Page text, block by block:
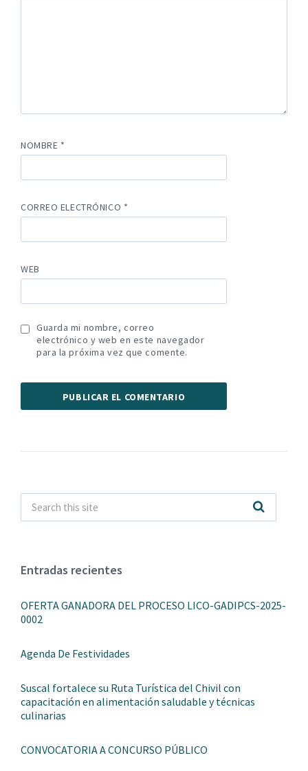
NOMBRE *
CORREO ELECTRÓNICO *
WEB
Guarda mi nombre, correo
electrónico y web en este navegador
para la próxima vez que comente.
Entradas recientes
OFERTA GANADORA DEL PROCESO LICO-GADIPCS-2025-
0002
Agenda De Festividades
Suscal fortalece su Ruta Turística del Chivil con
capacitación en alimentación saludable y técnicas
culinarias
CONVOCATORIA A CONCURSO PÚBLICO